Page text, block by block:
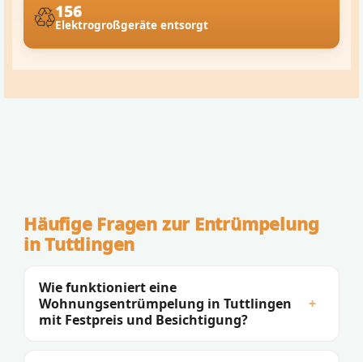
156
Elektrogroßgeräte entsorgt
Häufige Fragen zur Entrümpelung
in Tuttlingen
Wie funktioniert eine
Wohnungsentrümpelung in Tuttlingen
mit Festpreis und Besichtigung?
+